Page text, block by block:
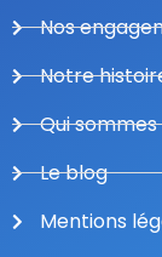
Nos
Notre
Qui sommes
Le blog
Mentions